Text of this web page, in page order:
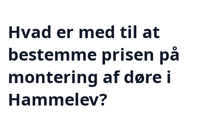
Hvad er med til at
bestemme prisen på
montering af døre i
Hammelev?